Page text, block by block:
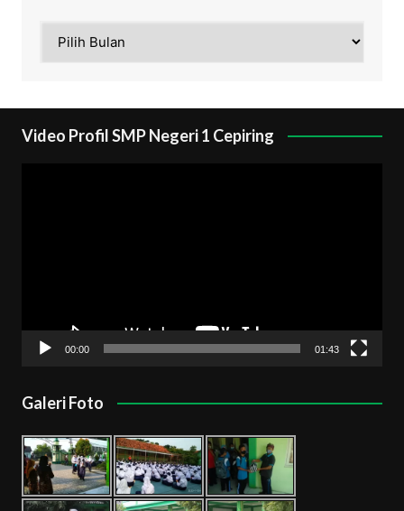
Video Profil SMP Negeri 1 Cepiring
00:00 01:43
Galeri Foto